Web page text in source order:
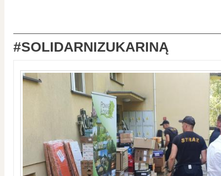
#SOLIDARNIZUKARINĄ